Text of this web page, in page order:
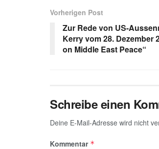
s
A
p
p
gr
a
m
dI
n
Vorherigen Post
Zur Rede von US-
Kerry vom 28. Dezember
on Middle East Peace“
Schreibe einen
Deine E-Mail-Adresse wird nicht
Kommentar *